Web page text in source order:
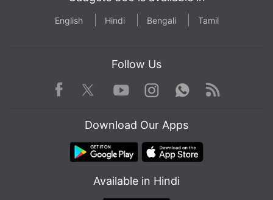
English Hindi Bengali Tamil
Follow Us
Facebook TwitterYoutube
Instagram WhatsApp
Rss
Download Our Apps
Available in Hindi